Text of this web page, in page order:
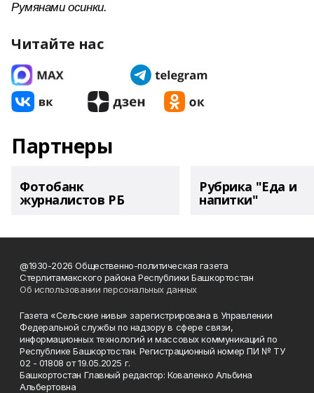
Румянами осинки.
Читайте нас
Партнеры
Фотобанк
журналистов РБ
Рубрика "Еда и
напитки"
@1930-2026 Общественно-политическая газета
Стерлитамакского района Республики Башкортостан
Об использовании персональных данных
Газета «Сельские нивы» зарегистрирована в Управлении
Федеральной службы по надзору в сфере связи,
информационных технологий и массовых коммуникаций по
Республике Башкортостан. Регистрационный номер ПИ № ТУ
02 - 01808 от 19.05.2025 г.
Башкортостан Главный редактор: Коваленко Альбина
Альбертовна